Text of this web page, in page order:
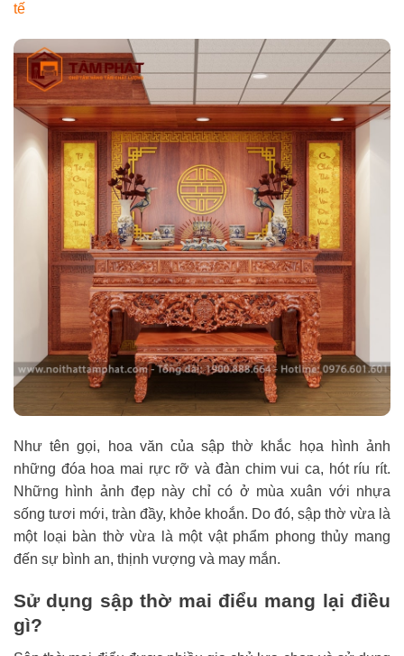
tế
Như tên gọi, hoa văn của sập thờ khắc họa hình ảnh
những đóa hoa mai rực rỡ và đàn chim vui ca, hót ríu rít.
Những hình ảnh đẹp này chỉ có ở mùa xuân với nhựa
sống tươi mới, tràn đầy, khỏe khoắn. Do đó, sập thờ vừa là
một loại bàn thờ vừa là một vật phẩm phong thủy mang
đến sự bình an, thịnh vượng và may mắn.
Sử dụng sập thờ mai điểu mang lại điều
gì?